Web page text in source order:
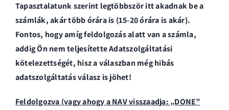
Tapasztalatunk szerint legtöbbször itt akadnak be a
számlák, akár több órára is (15-20 órára is akár).
Fontos, hogy amíg feldolgozás alatt van a számla,
addig Ön nem teljesítette Adatszolgáltatási
kötelezettségét, hisz a válaszban még hibás
adatszolgáltatás válasz is jöhet!
Feldolgozva (vagy ahogy a NAV visszaadja: „DONE”